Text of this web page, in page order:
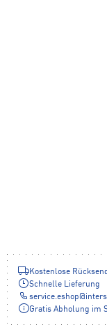
Kostenlose
Schnelle Lieferung
service.eshop@
Gratis Abholung im